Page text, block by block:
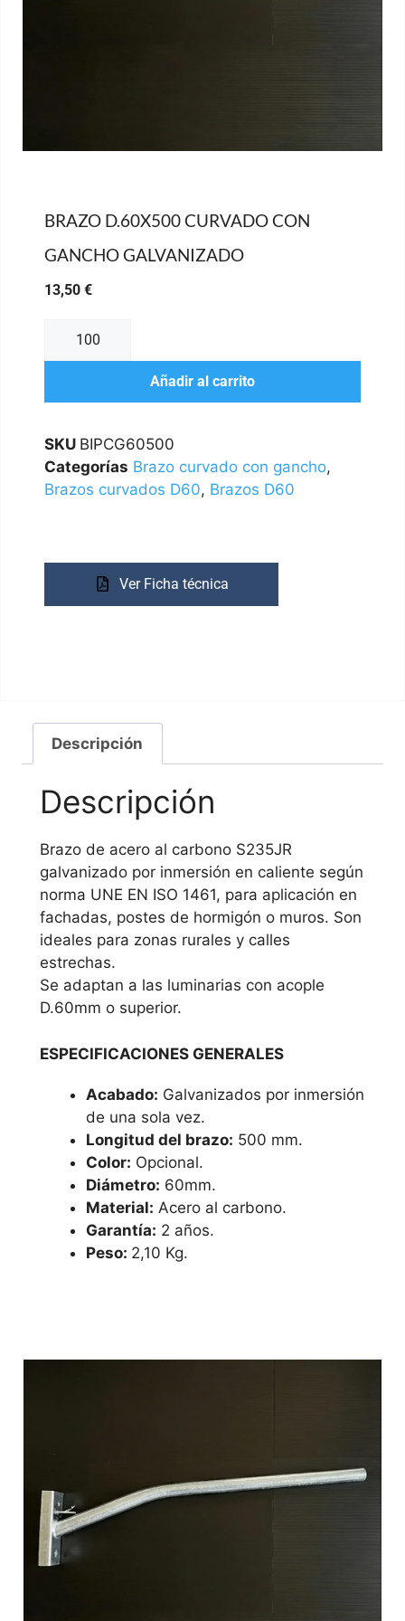
BRAZO D.60X500 CURVADO CON
GANCHO GALVANIZADO
13,50 €
Añadir al carrito
SKU BIPCG60500
Categorías Brazo curvado con gancho,
Brazos curvados D60, Brazos D60
Ver Ficha técnica
Descripción
Descripción
Brazo de acero al carbono S235JR
galvanizado por inmersión en caliente según
norma UNE EN ISO 1461, para aplicación en
fachadas, postes de hormigón o muros. Son
ideales para zonas rurales y calles
estrechas.
Se adaptan a las luminarias con acople
D.60mm o superior.
ESPECIFICACIONES GENERALES
Acabado: Galvanizados por inmersión
de una sola vez.
Longitud del brazo: 500 mm.
Color: Opcional.
Diámetro: 60mm.
Material: Acero al carbono.
Garantía: 2 años.
Peso: 2,10 Kg.